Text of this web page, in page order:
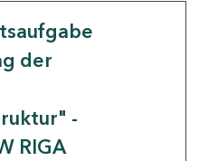
der
-
RIGA